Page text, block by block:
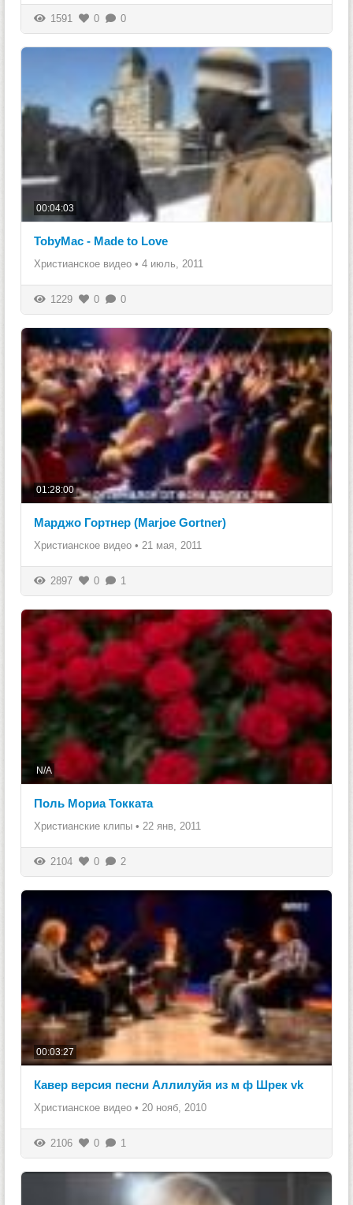
1591 0 0
00:04:03
TobyMac - Made to Love
Христианское видео • 4 июль, 2011
1229 0 0
01:28:00
Марджо Гортнер (Marjoe Gortner)
Христианское видео • 21 мая, 2011
2897 0 1
N/A
Поль Мориа Токката
Христианские клипы • 22 янв, 2011
2104 0 2
00:03:27
Кавер версия песни Аллилуйя из м ф Шрек vk
Христианское видео • 20 нояб, 2010
2106 0 1